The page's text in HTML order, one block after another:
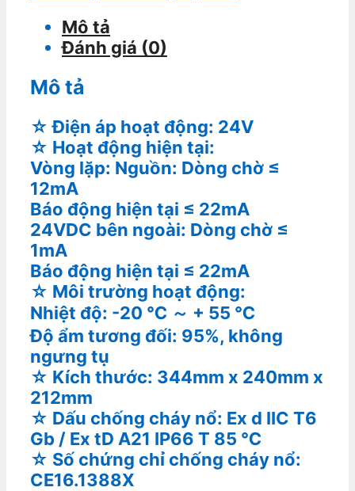
Mô tả
Đánh giá (0)
Mô tả
☆ Điện áp hoạt động: 24V
☆ Hoạt động hiện tại:
Vòng lặp: Nguồn: Dòng chờ ≤
12mA
Báo động hiện tại ≤ 22mA
24VDC bên ngoài: Dòng chờ ≤
1mA
Báo động hiện tại ≤ 22mA
☆ Môi trường hoạt động:
Nhiệt độ: -20 ℃ ～ + 55 ℃
Độ ẩm tương đối: 95%, không
ngưng tụ
☆ Kích thước: 344mm x 240mm x
212mm
☆ Dấu chống cháy nổ: Ex d IIC T6
Gb / Ex tD A21 IP66 T 85 ℃
☆ Số chứng chỉ chống cháy nổ:
CE16.1388X